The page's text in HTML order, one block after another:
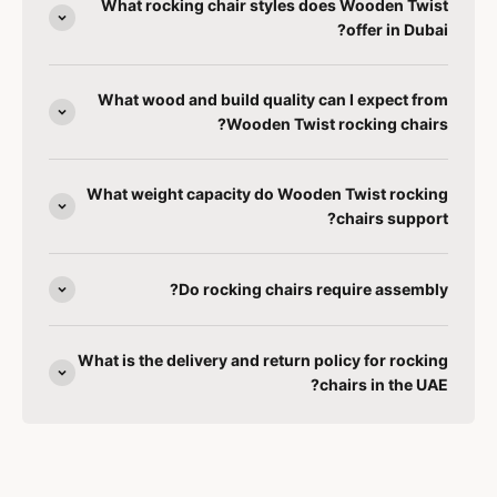
What rocking chair styles does Wooden Twist
offer in Dubai?
What wood and build quality can I expect from
Wooden Twist rocking chairs?
What weight capacity do Wooden Twist rocking
chairs support?
Do rocking chairs require assembly?
What is the delivery and return policy for rocking
chairs in the UAE?